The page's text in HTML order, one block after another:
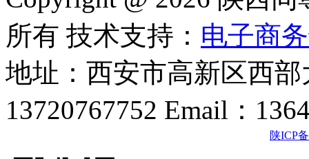
所有 技术支持： 电子商
地址：西安市高新区西
13720767752 Email：
陕ICP